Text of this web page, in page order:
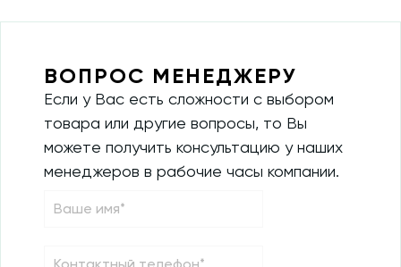
ВОПРОС МЕНЕДЖЕРУ
Если у Вас есть сложности с выбором
товара или другие вопросы, то Вы
можете получить консультацию у наших
менеджеров в рабочие часы компании.